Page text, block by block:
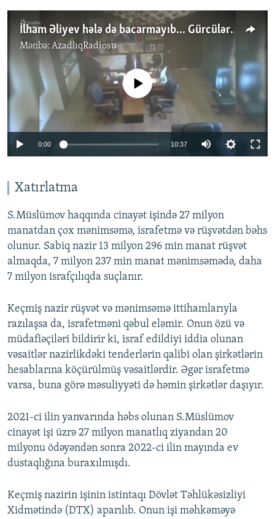
İlham Əliyev hələ də bacarmayıb... Gürcülər rüşvətin kökünü necə kəsdilər?
Mənbə: AzadlıqRadiosu
720p 1080p
No media source currently available
0:00 10:37
720p
1080p
Xatırlatma
S.Müslümov haqqında cinayət işində 27 milyon
manatdan çox mənimsəmə, israfetmə və rüşvətdən bəhs
olunur. Sabiq nazir 13 milyon 296 min manat rüşvət
almaqda, 7 milyon 237 min manat mənimsəmədə, daha
7 milyon israfçılıqda suçlanır.
Keçmiş nazir rüşvət və mənimsəmə ittihamlarıyla
razılaşsa da, israfetməni qəbul eləmir. Onun özü və
müdafiəçiləri bildirir ki, israf edildiyi iddia olunan
vəsaitlər nazirlikdəki tenderlərin qalibi olan şirkətlərin
hesablarına köçürülmüş vəsaitlərdir. Əgər israfetmə
varsa, buna görə məsuliyyəti də həmin şirkətlər daşıyır.
2021-ci ilin yanvarında həbs olunan S.Müslümov
cinayət işi üzrə 27 milyon manatlıq ziyandan 20
milyonu ödəyəndən sonra 2022-ci ilin mayında ev
dustaqlığına buraxılmışdı.
Keçmiş nazirin işinin istintaqı Dövlət Təhlükəsizliyi
Xidmətində (DTX) aparılıb. Onun işi məhkəməyə